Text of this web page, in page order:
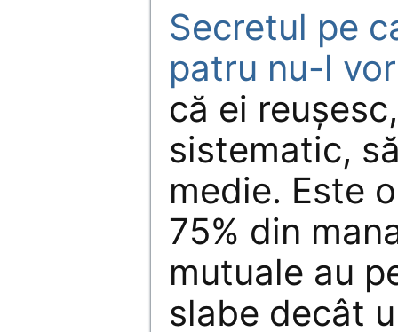
Secretul pe
patru nu-l
că ei
sistematic,
medie. Este
75% din
mutuale au
slabe decât